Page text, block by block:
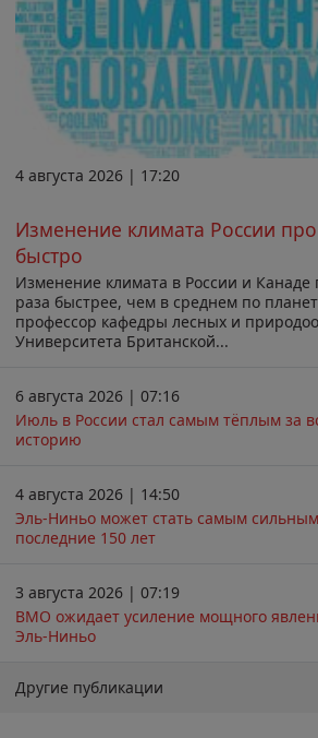
4 августа 2026 | 17:20
Изменение климата России
быстро
Изменение климата в России и Канаде
раза быстрее, чем в среднем по
профессор кафедры лесных и
Университета Британской...
6 августа 2026 | 07:16
Июль в России стал самым тёплым за
историю
4 августа 2026 | 14:50
Эль-Ниньо может стать самым
последние 150 лет
3 августа 2026 | 07:19
ВМО ожидает усиление мощного
Эль-Ниньо
Другие публикации